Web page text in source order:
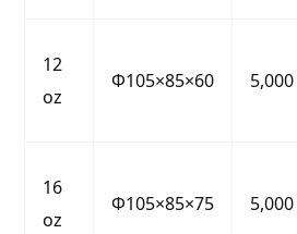
12
oz
Φ105×85×60 5,000
16
oz
Φ105×85×75 5,000